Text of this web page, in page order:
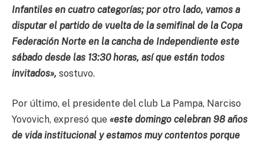
Infantiles en cuatro categorías; por otro lado, vamos a
disputar el partido de vuelta de la semifinal de la Copa
Federación Norte en la cancha de Independiente este
sábado desde las 13:30 horas, así que están todos
invitados», sostuvo.
Por último, el presidente del club La Pampa, Narciso
Yovovich, expresó que «este domingo celebran 98 años
de vida institucional y estamos muy contentos porque